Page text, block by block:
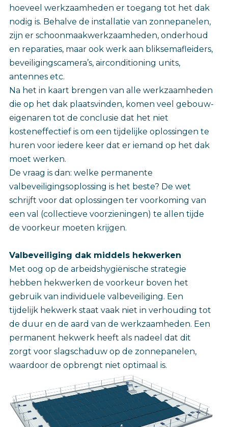
hoeveel werkzaamheden er toegang tot het dak
nodig is. Behalve de installatie van zonnepanelen,
zijn er schoonmaakwerkzaamheden, onderhoud
en reparaties, maar ook werk aan bliksemafleiders,
beveiligingscamera’s, airconditioning units,
antennes etc.
Na het in kaart brengen van alle werkzaamheden
die op het dak plaatsvinden, komen veel gebouw-
eigenaren tot de conclusie dat het niet
kosteneffectief is om een tijdelijke oplossingen te
huren voor iedere keer dat er iemand op het dak
moet werken.
De vraag is dan: welke permanente
valbeveiligingsoplossing is het beste? De wet
schrijft voor dat oplossingen ter voorkoming van
een val (collectieve voorzieningen) te allen tijde
de voorkeur moeten krijgen.
Valbeveiliging dak middels hekwerken
Met oog op de arbeidshygiënische strategie
hebben hekwerken de voorkeur boven het
gebruik van individuele valbeveiliging. Een
tijdelijk hekwerk staat vaak niet in verhouding tot
de duur en de aard van de werkzaamheden. Een
permanent hekwerk heeft als nadeel dat dit
zorgt voor slagschaduw op de zonnepanelen,
waardoor de opbrengt niet optimaal is.